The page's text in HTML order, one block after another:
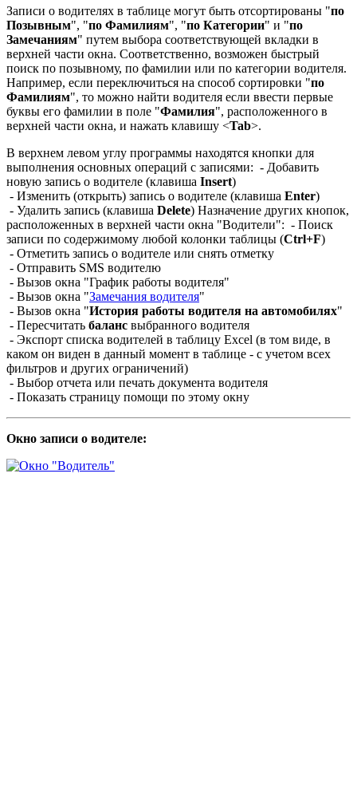
Записи о водителях в таблице могут быть отсортированы "по
Позывным", "по Фамилиям", "по Категории" и "по
Замечаниям" путем выбора соответствующей вкладки в
верхней части окна. Соответственно, возможен быстрый
поиск по позывному, по фамилии или по категории водителя.
Например, если переключиться на способ сортировки "по
Фамилиям", то можно найти водителя если ввести первые
буквы его фамилии в поле "Фамилия", расположенного в
верхней части окна, и нажать клавишу <Tab>.
В верхнем левом углу программы находятся кнопки для
выполнения основных операций с записями: - Добавить
новую запись о водителе (клавиша Insert)
- Изменить (открыть) запись о водителе (клавиша Enter)
- Удалить запись (клавиша Delete) Назначение других кнопок,
расположенных в верхней части окна "Водители": - Поиск
записи по содержимому любой колонки таблицы (Ctrl+F)
- Отметить запись о водителе или снять отметку
- Отправить SMS водителю
- Вызов окна "График работы водителя"
- Вызов окна "Замечания водителя"
- Вызов окна "История работы водителя на автомобилях"
- Пересчитать баланс выбранного водителя
- Экспорт списка водителей в таблицу Excel (в том виде, в
каком он виден в данный момент в таблице - c учетом всех
фильтров и других ограничений)
- Выбор отчета или печать документа водителя
- Показать страницу помощи по этому окну
Окно записи о водителе: